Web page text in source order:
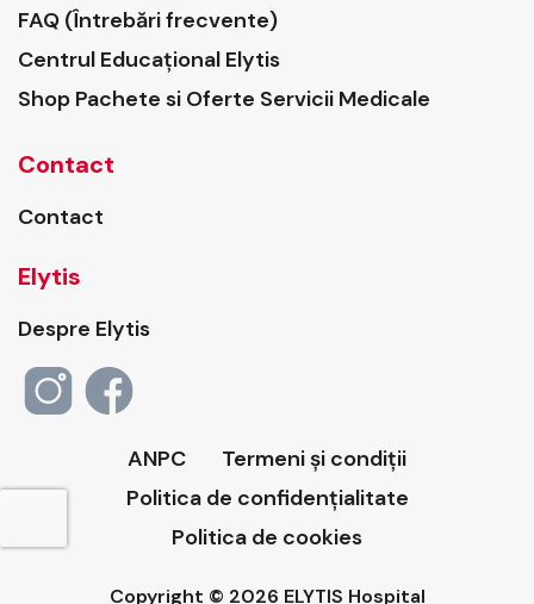
FAQ (Întrebări frecvente)
Centrul Educațional Elytis
Shop Pachete si Oferte Servicii Medicale
Contact
Contact
Elytis
Despre Elytis
ANPC
Termeni și condiții
Politica de confidențialitate
Politica de cookies
Copyright © 2026 ELYTIS Hospital